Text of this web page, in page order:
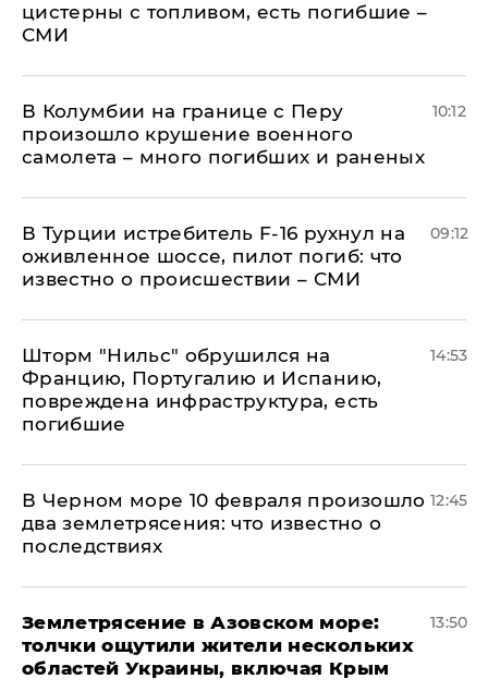
цистерны с топливом, есть погибшие –
СМИ
В Колумбии на границе с Перу
произошло крушение военного
самолета – много погибших и раненых
10:12
В Турции истребитель F-16 рухнул на
оживленное шоссе, пилот погиб: что
известно о происшествии – СМИ
09:12
Шторм "Нильс" обрушился на
Францию, Португалию и Испанию,
повреждена инфраструктура, есть
погибшие
14:53
В Черном море 10 февраля произошло
два землетрясения: что известно о
последствиях
12:45
Землетрясение в Азовском море:
толчки ощутили жители нескольких
областей Украины, включая Крым
13:50